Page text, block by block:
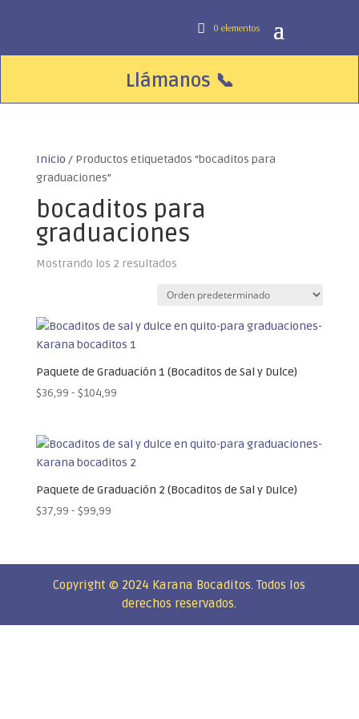
0 elementos
Llámanos 📞
Inicio / Productos etiquetados “bocaditos para
graduaciones”
bocaditos para
graduaciones
Mostrando los 2 resultados
Paquete de Graduación 1 (Bocaditos de Sal y Dulce)
$36,99 - $104,99Rango
desde
$36,99
hasta
Paquete de Graduación 2 (Bocaditos de Sal y Dulce)
$37,99 - $99,99Rango
desde
$37,99
hasta
Copyright © 2024 Karana Bocaditos. Todos los
derechos reservados.